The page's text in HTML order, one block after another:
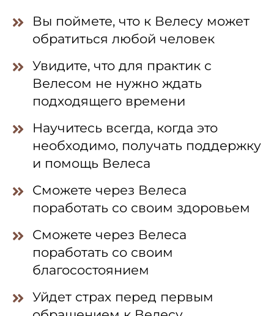
Вы поймете, что к Велесу может
обратиться любой человек
Увидите, что для практик с
Велесом не нужно ждать
подходящего времени
Научитесь всегда, когда это
необходимо, получать поддержку
и помощь Велеса
Сможете через Велеса
поработать со своим здоровьем
Сможете через Велеса
поработать со своим
благосостоянием
Уйдет страх перед первым